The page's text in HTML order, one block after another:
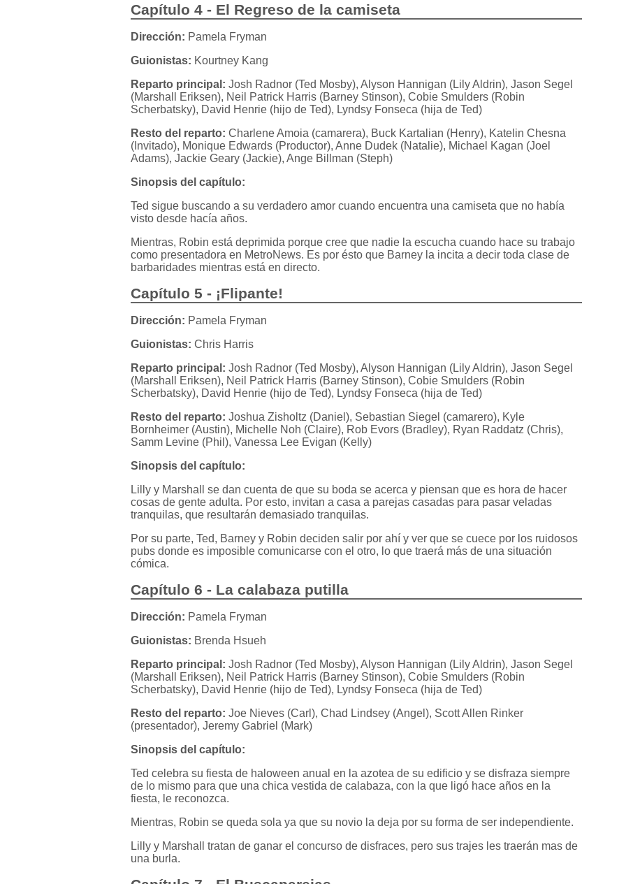
Capítulo 4 - El Regreso de la camiseta
Dirección: Pamela Fryman
Guionistas: Kourtney Kang
Reparto principal: Josh Radnor (Ted Mosby), Alyson Hannigan (Lily Aldrin), Jason Segel
(Marshall Eriksen), Neil Patrick Harris (Barney Stinson), Cobie Smulders (Robin
Scherbatsky), David Henrie (hijo de Ted), Lyndsy Fonseca (hija de Ted)
Resto del reparto: Charlene Amoia (camarera), Buck Kartalian (Henry), Katelin Chesna
(Invitado), Monique Edwards (Productor), Anne Dudek (Natalie), Michael Kagan (Joel
Adams), Jackie Geary (Jackie), Ange Billman (Steph)
Sinopsis del capítulo:
Ted sigue buscando a su verdadero amor cuando encuentra una camiseta que no había
visto desde hacía años.
Mientras, Robin está deprimida porque cree que nadie la escucha cuando hace su trabajo
como presentadora en MetroNews. Es por ésto que Barney la incita a decir toda clase de
barbaridades mientras está en directo.
Capítulo 5 - ¡Flipante!
Dirección: Pamela Fryman
Guionistas: Chris Harris
Reparto principal: Josh Radnor (Ted Mosby), Alyson Hannigan (Lily Aldrin), Jason Segel
(Marshall Eriksen), Neil Patrick Harris (Barney Stinson), Cobie Smulders (Robin
Scherbatsky), David Henrie (hijo de Ted), Lyndsy Fonseca (hija de Ted)
Resto del reparto: Joshua Zisholtz (Daniel), Sebastian Siegel (camarero), Kyle
Bornheimer (Austin), Michelle Noh (Claire), Rob Evors (Bradley), Ryan Raddatz (Chris),
Samm Levine (Phil), Vanessa Lee Evigan (Kelly)
Sinopsis del capítulo:
Lilly y Marshall se dan cuenta de que su boda se acerca y piensan que es hora de hacer
cosas de gente adulta. Por esto, invitan a casa a parejas casadas para pasar veladas
tranquilas, que resultarán demasiado tranquilas.
Por su parte, Ted, Barney y Robin deciden salir por ahí y ver que se cuece por los ruidosos
pubs donde es imposible comunicarse con el otro, lo que traerá más de una situación
cómica.
Capítulo 6 - La calabaza putilla
Dirección: Pamela Fryman
Guionistas: Brenda Hsueh
Reparto principal: Josh Radnor (Ted Mosby), Alyson Hannigan (Lily Aldrin), Jason Segel
(Marshall Eriksen), Neil Patrick Harris (Barney Stinson), Cobie Smulders (Robin
Scherbatsky), David Henrie (hijo de Ted), Lyndsy Fonseca (hija de Ted)
Resto del reparto: Joe Nieves (Carl), Chad Lindsey (Angel), Scott Allen Rinker
(presentador), Jeremy Gabriel (Mark)
Sinopsis del capítulo:
Ted celebra su fiesta de haloween anual en la azotea de su edificio y se disfraza siempre
de lo mismo para que una chica vestida de calabaza, con la que ligó hace años en la
fiesta, le reconozca.
Mientras, Robin se queda sola ya que su novio la deja por su forma de ser independiente.
Lilly y Marshall tratan de ganar el concurso de disfraces, pero sus trajes les traerán mas de
una burla.